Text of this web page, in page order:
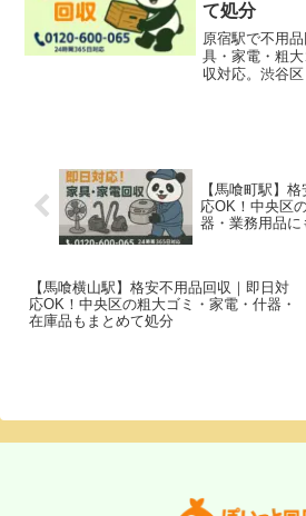
て処分
原宿駅で不用
具・家電・粗
収対応。渋谷区
【馬喰町駅】
応OK！中央区
器・業務用品に
【馬喰横山駅】格安不用品回収｜即日対
応OK！中央区の粗大ゴミ・家電・什器・
在庫品もまとめて処分